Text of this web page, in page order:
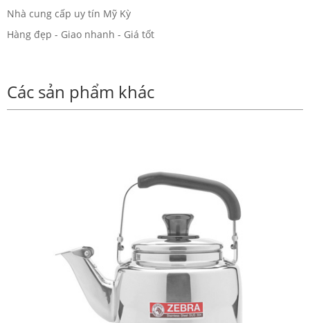
Nhà cung cấp uy tín Mỹ Kỳ
Hàng đẹp - Giao nhanh - Giá tốt
Các sản phẩm khác